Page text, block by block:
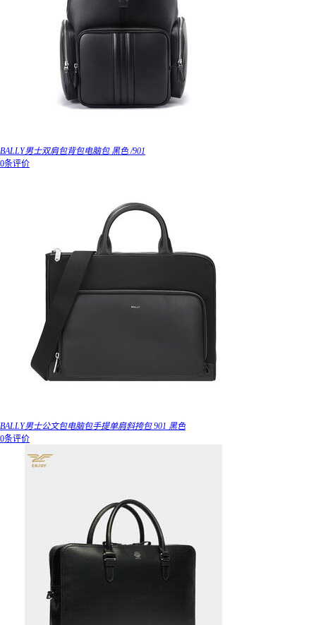
BALLY男士双肩包背包电脑包 黑色 /901
0条评价
BALLY男士公文包电脑包手提单肩斜挎包 901 黑色
0条评价